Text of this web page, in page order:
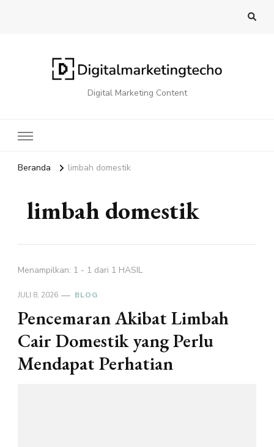
Digital Marketing Content
Beranda limbah domestik
limbah domestik
Menampilkan: 1 - 1 dari 1 HASIL
JULI 8, 2026 BLOG
Pencemaran Akibat Limbah
Cair Domestik yang Perlu
Mendapat Perhatian